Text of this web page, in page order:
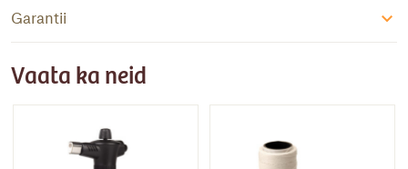
Garantii
Vaata ka neid